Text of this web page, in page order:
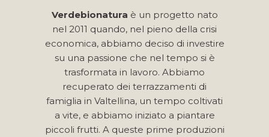
Verdebionatura è un progetto nato
nel 2011 quando, nel pieno della crisi
economica, abbiamo deciso di investire
su una passione che nel tempo si è
trasformata in lavoro. Abbiamo
recuperato dei terrazzamenti di
famiglia in Valtellina, un tempo coltivati
a vite, e abbiamo iniziato a piantare
piccoli frutti. A queste prime produzioni